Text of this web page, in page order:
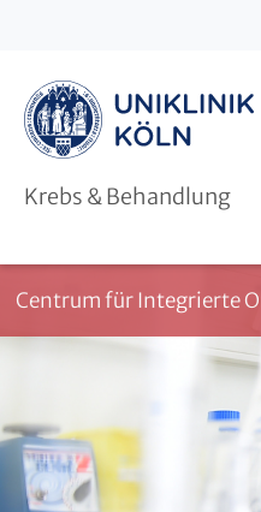
Krebs & Behandlung
Modellvorhaben
Centrum für Integrierte